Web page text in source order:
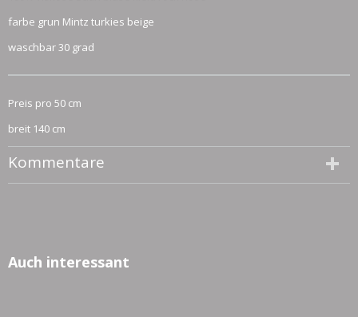
farbe grun Mintz turkies beige
waschbar 30 grad
Preis pro 50 cm
breit 140 cm
Kommentare
Auch interessant